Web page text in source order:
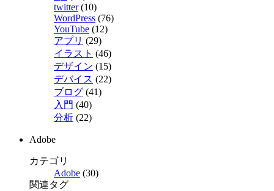
twitter(10)
WordPress (76)
YouTube (12)
アプリ (29)
イラスト (46)
デザイン (15)
デバイス (22)
ブログ (41)
入門 (40)
分析 (22)
Adobe
カテゴリ
Adobe (30)
関連タグ